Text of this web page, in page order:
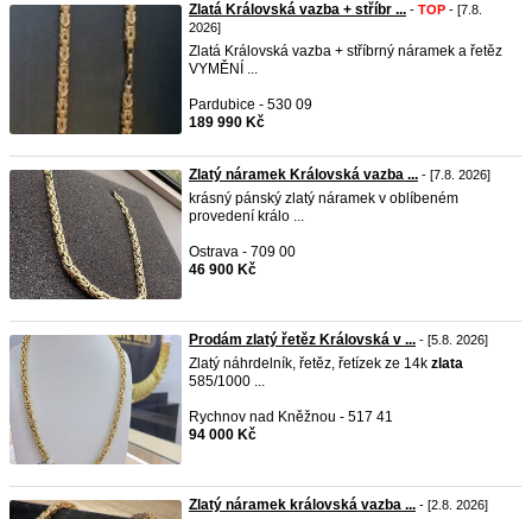
Zlatá Královská vazba + stříbr ... - TOP - [7.8.
2026]
Zlatá Královská vazba + stříbrný náramek a řetěz
VYMĚNÍ ...
Pardubice - 530 09
189 990 Kč
Zlatý náramek Královská vazba ... - [7.8. 2026]
krásný pánský zlatý náramek v oblíbeném
provedení králo ...
Ostrava - 709 00
46 900 Kč
Prodám zlatý řetěz Královská v ... - [5.8. 2026]
Zlatý náhrdelník, řetěz, řetízek ze 14k zlata
585/1000 ...
Rychnov nad Kněžnou - 517 41
94 000 Kč
Zlatý náramek královská vazba ... - [2.8. 2026]